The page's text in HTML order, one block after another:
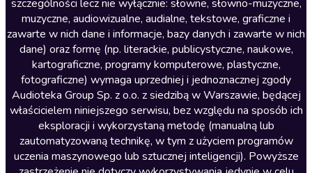
Literatura obyczajowa
Literatura piękna obca
Literatura piękna polska
Nagrania relaksacyjne
Nauka języków
Nauki humanistyczne
Podcasty i audycje
szczególności lecz nie wyłącznie: słowne, słowno-muzyczne,
muzyczne, audiowizualne, audialne, tekstowe, graficzne i
zawarte w nich dane i informacje, bazy danych i zawarte w nich
dane) oraz formę (np. literackie, publicystyczne, naukowe,
kartograficzne, programy komputerowe, plastyczne,
fotograficzne) wymaga uprzedniej i jednoznacznej zgody
Audioteka Group Sp. z o.o. z siedzibą w Warszawie, będącej
właścicielem niniejszego serwisu, bez względu na sposób ich
eksploracji i wykorzystaną metodę (manualną lub
zautomatyzowaną technikę, w tym z użyciem programów
uczenia maszynowego lub sztucznej inteligencji). Powyższe